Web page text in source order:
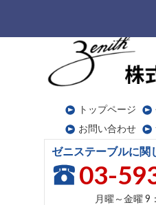
トップページ
お問い合わせ
ゼニステーブルに関
03-
月曜～金曜 9